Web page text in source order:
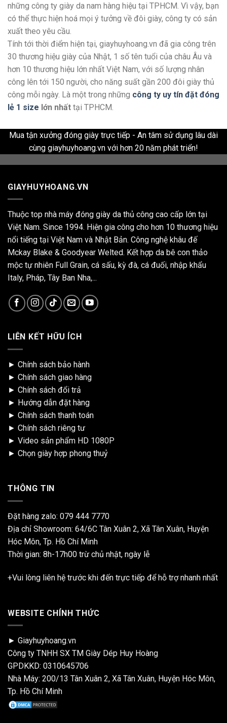
những công ty giày da nam hàng hiệu tại TPHCM. Vì vậy, bạn
có thể thực hiện hoá mọi ý tưởng về đôi giày, công ty có sản
xuất theo yêu cầu.
Tính tới thời điểm hiện tại, giayhuyhoang.vn đã gia công trên
30 thương hiệu giày của Nhật, 1 số tên tuổi của châu Âu và
hơn 10 thương hiệu lớn nhất Việt Nam, với số lượng nhân
công lên tới 150 người, cho năng suất gần 200 đôi giày thủ
công mỗi ngày. Là một trong những công ty uy tín đặt đóng
lẻ 1 size lớn nhất tại TPHCM.
Mua tận xưởng đóng giày trực tiếp - An tâm sử dụng lâu dài
cùng giayhuyhoang.vn với hơn 20 năm phát triển!
GIAYHUYHOANG.VN
Thuộc top nhà máy đóng giày da thủ công cao cấp lớn tại
Việt Nam. Since 1994. Hiện gia công cho hơn 10 thương hiệu
nổi tiếng tại Việt Nam và Nhật Bản. Công nghệ khâu đế
Mckay Blake & Goodyear Welted. Kết hợp da bê con thảo
mộc tự nhiên Full Grain, cá sấu, kỳ đà, cá đuối, nhập khẩu
Italy, Pháp, Tây Ban Nha,...
LIÊN KẾT HỮU ÍCH
► Chính sách bảo hành
► Chính sách giao hàng
► Chính sách đổi trả
► Hướng dẫn đặt hàng
► Chính sách thanh toán
► Chính sách riêng tư
► Video sản phẩm HD 1080P
► Chọn giày hợp phong thuỷ
THÔNG TIN
Đặt hàng zalo: 079 444 7770
Địa chỉ Showroom: 64/6C Tân Xuân 2, Xã Tân Xuân, Huyện
Hóc Môn, Tp. Hồ Chí Minh
Thời gian: 8h-17h00 trừ chủ nhật, ngày lễ
+Vui lòng liên hệ trước khi đến trực tiếp để hỗ trợ nhanh nhất
WEBSITE CHÍNH THỨC
► Giayhuyhoang.vn
Công ty TNHH SX TM Giày Dép Huy Hoàng
GPDKKD: 0310645706
Nhà Máy: 200/13 Tân Xuân 2, Xã Tân Xuân, Huyện Hóc Môn,
Tp. Hồ Chí Minh